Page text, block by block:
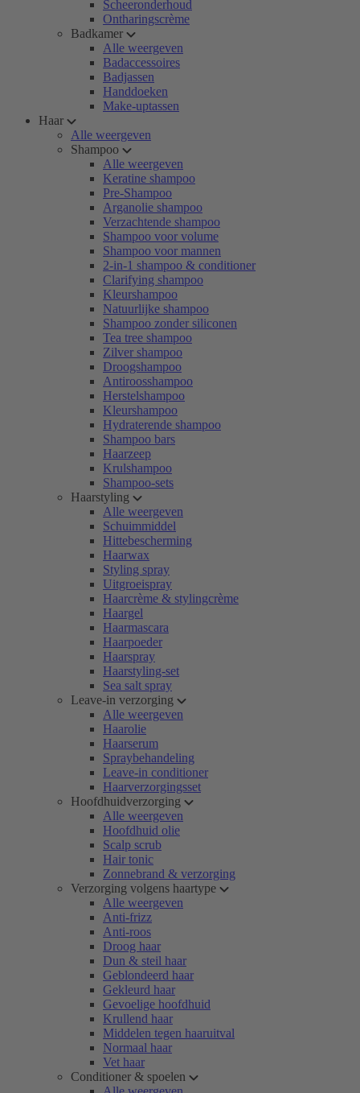
Scheeronderhoud
Ontharingscrème
Badkamer
Alle weergeven
Badaccessoires
Badjassen
Handdoeken
Make-uptassen
Haar
Alle weergeven
Shampoo
Alle weergeven
Keratine shampoo
Pre-Shampoo
Arganolie shampoo
Verzachtende shampoo
Shampoo voor volume
Shampoo voor mannen
2-in-1 shampoo & conditioner
Clarifying shampoo
Kleurshampoo
Natuurlijke shampoo
Shampoo zonder siliconen
Tea tree shampoo
Zilver shampoo
Droogshampoo
Antiroosshampoo
Herstelshampoo
Kleurshampoo
Hydraterende shampoo
Shampoo bars
Haarzeep
Krulshampoo
Shampoo-sets
Haarstyling
Alle weergeven
Schuimmiddel
Hittebescherming
Haarwax
Styling spray
Uitgroeispray
Haarcrème & stylingcrème
Haargel
Haarmascara
Haarpoeder
Haarspray
Haarstyling-set
Sea salt spray
Leave-in verzorging
Alle weergeven
Haarolie
Haarserum
Spraybehandeling
Leave-in conditioner
Haarverzorgingsset
Hoofdhuidverzorging
Alle weergeven
Hoofdhuid olie
Scalp scrub
Hair tonic
Zonnebrand & verzorging
Verzorging volgens haartype
Alle weergeven
Anti-frizz
Anti-roos
Droog haar
Dun & steil haar
Geblondeerd haar
Gekleurd haar
Gevoelige hoofdhuid
Krullend haar
Middelen tegen haaruitval
Normaal haar
Vet haar
Conditioner & spoelen